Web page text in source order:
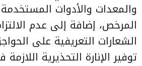
والمعدات والأدوات
المرخص، إضافة إلى عدم
الشعارات التعريفية على
توفير الإنارة التحذيرية